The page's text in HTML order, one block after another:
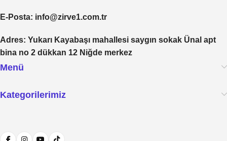
E-Posta: info@zirve1.com.tr
Adres: Yukarı Kayabaşı mahallesi saygın sokak Ünal apt
bina no 2 dükkan 12 Niğde merkez
Menü
Kategorilerimiz